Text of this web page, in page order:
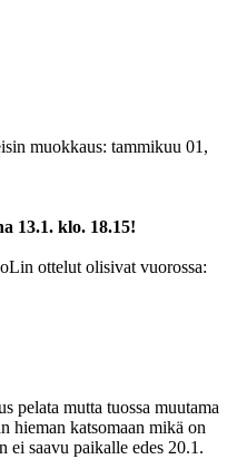
muokkaus: tammikuu 01,
13.1. klo. 18.15!
ottelut olisivat vuorossa:
pelata mutta tuossa muutama
hieman katsomaan mikä on
ei saavu paikalle edes 20.1.